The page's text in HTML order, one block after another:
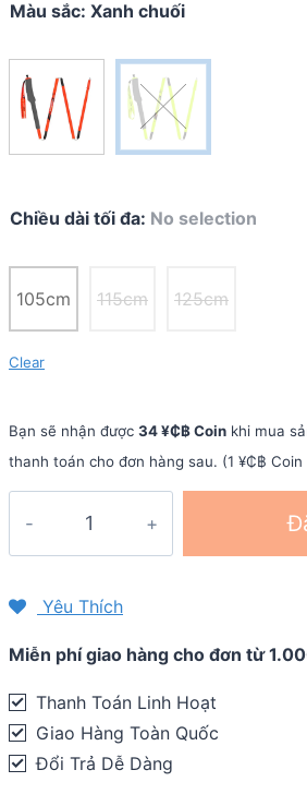
Màu sắc: Xanh chuối
Chiều dài tối đa: No selection
105cm 115cm 125cm
Clear
Bạn sẽ nhận được 34 ¥₵฿ Coin khi mua
thanh toán cho đơn hàng sau. (1 ¥₵฿ Coin
carbon
Pioneer
Off-
Road
7
Yêu Thích
Miễn phí giao hàng cho đơn từ
Thanh Toán Linh Hoạt
Giao Hàng Toàn Quốc
Đổi Trả Dễ Dàng